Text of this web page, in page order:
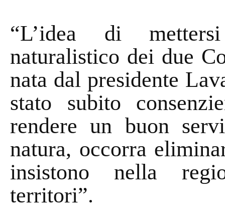
“L’idea di
naturalistico dei due
nata dal presidente
stato subito
rendere un buon
natura, occorra
insistono nella
territori”.